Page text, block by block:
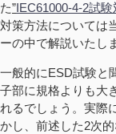
た”IEC61000-4-2試
対策方法については
ーの中で解説いたし
一般的にESD試験と
子部に規格よりも大
れるでしょう。実際
かし、前述した2次